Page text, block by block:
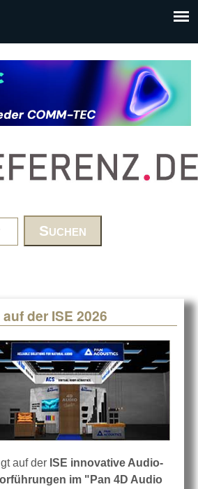
der ISE 2026
auf der ISE innovative Audio-
im "Pan 4D Audio